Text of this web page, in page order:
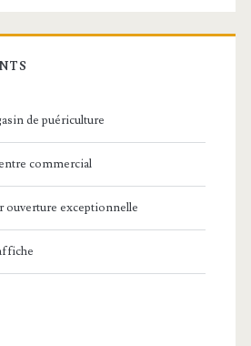
de puériculture
commercial
ouverture exceptionnelle